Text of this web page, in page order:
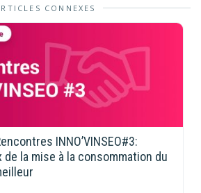
CONNEXES
INNO’VINSEO#3:
de la mise à la consommation du